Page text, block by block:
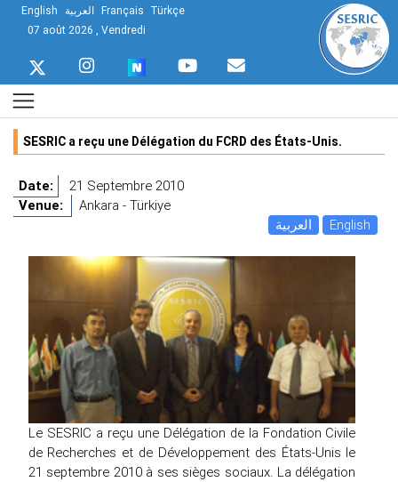
English العربية Français Türkçe
07 août 2026 , Vendredi
SESRIC a reçu une Délégation du FCRD des États-Unis.
Date:
21 Septembre 2010
Venue:
Ankara - Türkiye
العربية
English
Le SESRIC a reçu une Délégation de la Fondation Civile
de Recherches et de Développement des États-Unis le
21 septembre 2010 à ses sièges sociaux. La délégation